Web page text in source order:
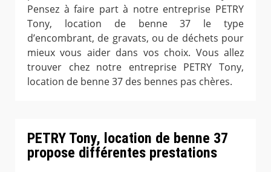
Pensez à faire part à notre entreprise PETRY
Tony, location de benne 37 le type
d’encombrant, de gravats, ou de déchets pour
mieux vous aider dans vos choix. Vous allez
trouver chez notre entreprise PETRY Tony,
location de benne 37 des bennes pas chères.
PETRY Tony, location de benne 37
propose différentes prestations